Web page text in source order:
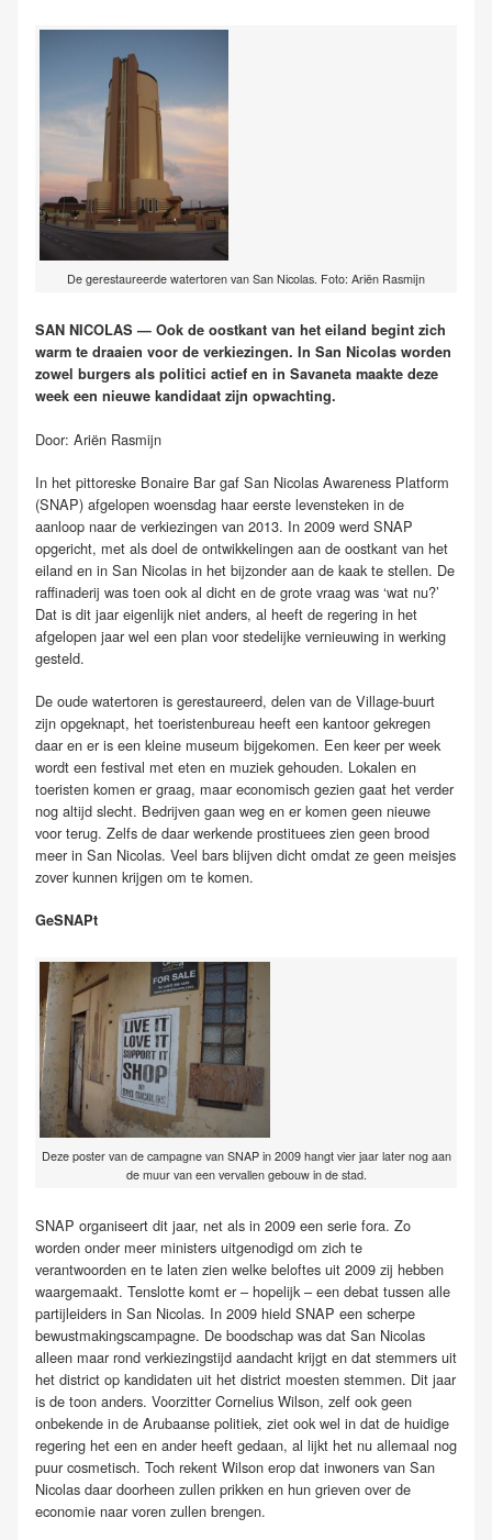
De gerestaureerde watertoren van San Nicolas. Foto: Ariën Rasmijn
SAN NICOLAS — Ook de oostkant van het eiland begint zich
warm te draaien voor de verkiezingen. In San Nicolas worden
zowel burgers als politici actief en in Savaneta maakte deze
week een nieuwe kandidaat zijn opwachting.
Door: Ariën Rasmijn
In het pittoreske Bonaire Bar gaf San Nicolas Awareness Platform
(SNAP) afgelopen woensdag haar eerste levensteken in de
aanloop naar de verkiezingen van 2013. In 2009 werd SNAP
opgericht, met als doel de ontwikkelingen aan de oostkant van het
eiland en in San Nicolas in het bijzonder aan de kaak te stellen. De
raffinaderij was toen ook al dicht en de grote vraag was ‘wat nu?’
Dat is dit jaar eigenlijk niet anders, al heeft de regering in het
afgelopen jaar wel een plan voor stedelijke vernieuwing in werking
gesteld.
De oude watertoren is gerestaureerd, delen van de Village-buurt
zijn opgeknapt, het toeristenbureau heeft een kantoor gekregen
daar en er is een kleine museum bijgekomen. Een keer per week
wordt een festival met eten en muziek gehouden. Lokalen en
toeristen komen er graag, maar economisch gezien gaat het verder
nog altijd slecht. Bedrijven gaan weg en er komen geen nieuwe
voor terug. Zelfs de daar werkende prostituees zien geen brood
meer in San Nicolas. Veel bars blijven dicht omdat ze geen meisjes
zover kunnen krijgen om te komen.
GeSNAPt
Deze poster van de campagne van SNAP in 2009 hangt vier jaar later nog aan
de muur van een vervallen gebouw in de stad.
SNAP organiseert dit jaar, net als in 2009 een serie fora. Zo
worden onder meer ministers uitgenodigd om zich te
verantwoorden en te laten zien welke beloftes uit 2009 zij hebben
waargemaakt. Tenslotte komt er – hopelijk – een debat tussen alle
partijleiders in San Nicolas. In 2009 hield SNAP een scherpe
bewustmakingscampagne. De boodschap was dat San Nicolas
alleen maar rond verkiezingstijd aandacht krijgt en dat stemmers uit
het district op kandidaten uit het district moesten stemmen. Dit jaar
is de toon anders. Voorzitter Cornelius Wilson, zelf ook geen
onbekende in de Arubaanse politiek, ziet ook wel in dat de huidige
regering het een en ander heeft gedaan, al lijkt het nu allemaal nog
puur cosmetisch. Toch rekent Wilson erop dat inwoners van San
Nicolas daar doorheen zullen prikken en hun grieven over de
economie naar voren zullen brengen.